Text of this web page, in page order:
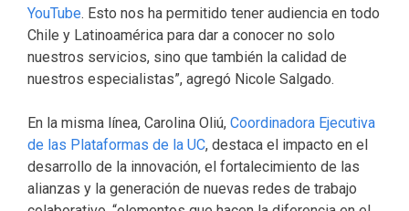
YouTube. Esto nos ha permitido tener audiencia en todo
Chile y Latinoamérica para dar a conocer no solo
nuestros servicios, sino que también la calidad de
nuestros especialistas”, agregó Nicole Salgado.
En la misma línea, Carolina Oliú, Coordinadora Ejecutiva
de las Plataformas de la UC, destaca el impacto en el
desarrollo de la innovación, el fortalecimiento de las
alianzas y la generación de nuevas redes de trabajo